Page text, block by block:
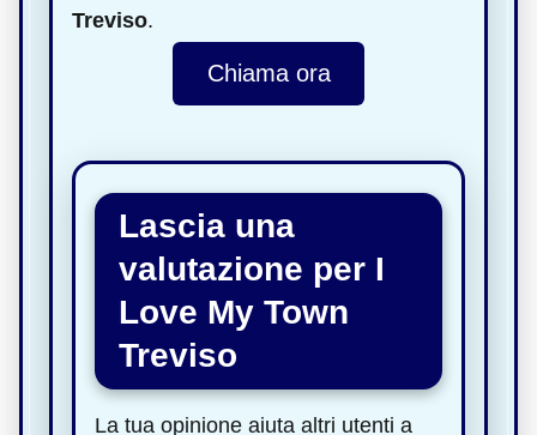
Treviso.
Chiama ora
Lascia una
valutazione per I
Love My Town
Treviso
La tua opinione aiuta altri utenti a